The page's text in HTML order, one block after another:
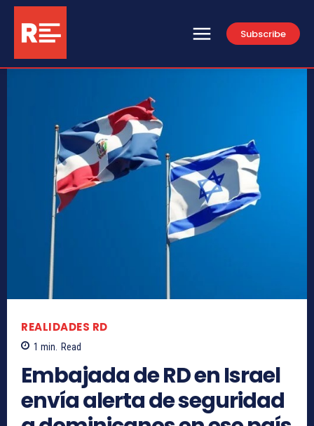
Subscribe
REALIDADES RD
1 min. Read
Embajada de RD en Israel
envía alerta de seguridad